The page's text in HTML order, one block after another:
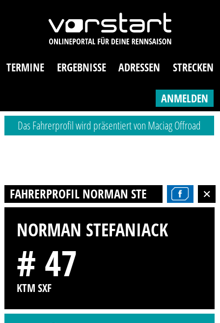
TERMINE ERGEBNISSE ADRESSEN STRECKEN
ANMELDEN
Das Fahrerprofil wird präsentiert von Maciag Offroad
FAHRERPROFIL NORMAN STEFANIACK
NORMAN STEFANIACK
# 47
KTM SXF